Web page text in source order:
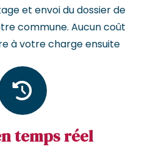
et envoi du dossier de
commune. Aucun coût
à votre charge ensuite
temps réel